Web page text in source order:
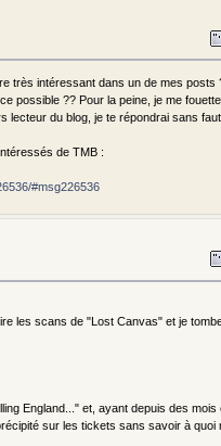
très intéressant dans un de mes posts
possible ?? Pour la peine, je me
lecteur du blog, je te répondrai sans
de TMB :
#msg226536
les scans de "Lost Canvas" et je
England..." et, ayant depuis des
sur les tickets sans savoir à quoi